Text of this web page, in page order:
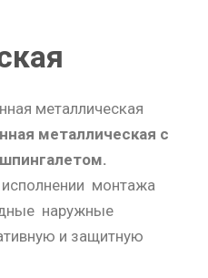
металлическая с
монтажа
наружные
и защитную